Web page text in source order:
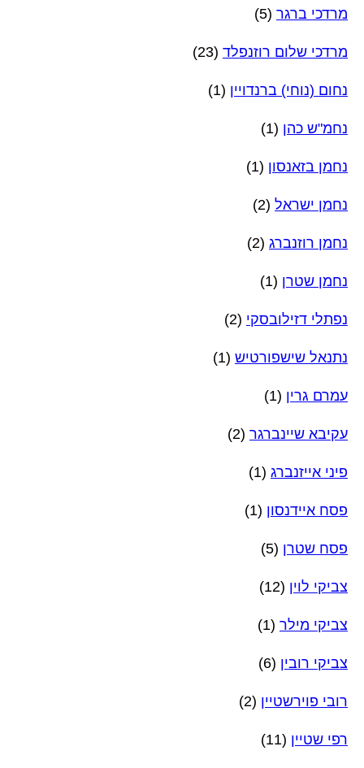
מרדכי ברגר (5)
מרדכי שלום רוזנפלד (23)
נחום (נוחי) ברנדויין (1)
נחמ"ש כהן (1)
נחמן בזאנסון (1)
נחמן ישראל (2)
נחמן רוזנברג (2)
נחמן שטרן (1)
נפתלי דזילובסקי (2)
נתנאל שישפורטיש (1)
עמרם גרין (1)
עקיבא שיינברגר (2)
פיני אייזנברג (1)
פסח איידנסון (1)
פסח שטרן (5)
צביקי לוין (12)
צביקי מילר (1)
צביקי רובין (6)
רובי פוירשטיין (2)
רפי שטיין (11)